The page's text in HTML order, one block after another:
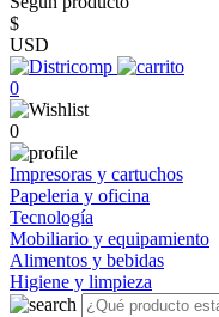
$
USD
0
0
Impresoras y cartuchos
Papeleria y oficina
Tecnología
Mobiliario y equipamiento
Alimentos y bebidas
Higiene y limpieza